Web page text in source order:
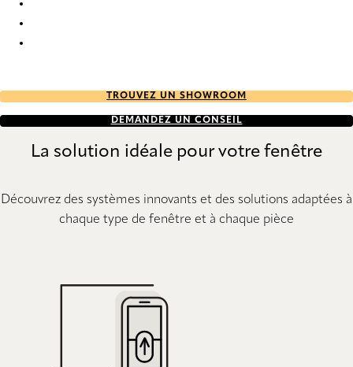
TROUVEZ UN SHOWROOM
DEMANDEZ UN CONSEIL
La solution idéale pour votre fenêtre
Découvrez des systèmes innovants et des solutions adaptées à
chaque type de fenêtre et à chaque pièce